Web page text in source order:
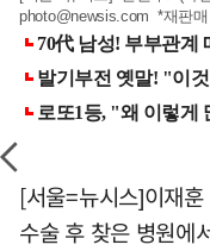
photo@newsis.com *재판
[서울=뉴시스]이재
수술 후 찾은 병원에